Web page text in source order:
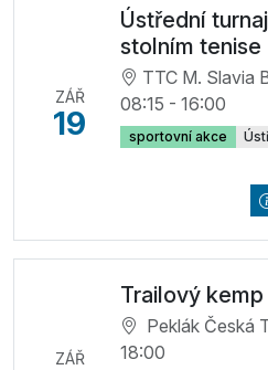
ZÁŘ
19
Ústřední
stolním tenise
TTC M. Slavia
08:15 - 16:00
sportovní akce
ZÁŘ
Trailový
Peklák Česká
18:00